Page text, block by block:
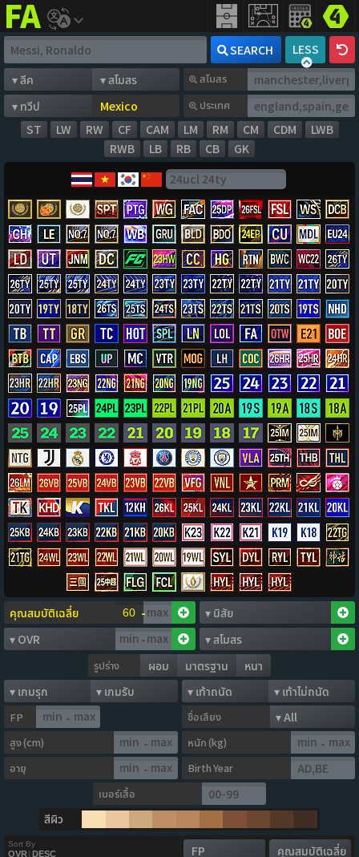
FIFAaddict SEARCH LESS
สโมสร
ประเทศ
ST LW RW CF CAM LM RM CM CDM
LWB
RWB
LB RB CB GK
-
-
รูปร่าง ผอม มาตรฐาน หนา
FP -
ชื่อเสียง
สูง (cm)
- หนัก (kg) -
อายุ -
Birth Year
เบอร์เสื้อ
สีผิว
Sort By
OVR| DESC